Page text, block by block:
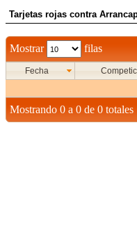
Tarjetas rojas contra
Mostrar filas
Fecha
Mostrando 0 a 0 de 0 totales